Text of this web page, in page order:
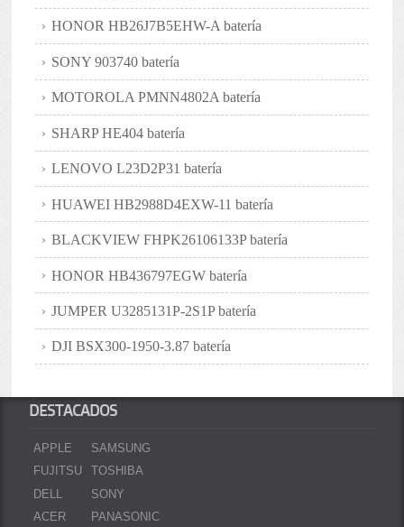
HONOR HB26J7B5EHW-A batería
SONY 903740 batería
MOTOROLA PMNN4802A batería
SHARP HE404 batería
LENOVO L23D2P31 batería
HUAWEI HB2988D4EXW-11 batería
BLACKVIEW FHPK26106133P batería
HONOR HB436797EGW batería
JUMPER U3285131P-2S1P batería
DJI BSX300-1950-3.87 batería
DESTACADOS
APPLE
FUJITSU
DELL
ACER
SAMSUNG
TOSHIBA
SONY
PANASONIC